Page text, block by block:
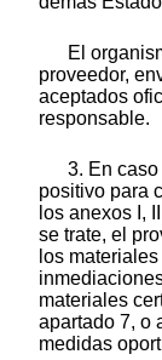
El
proveedor,
aceptados
responsable.
3. En
positivo para
los anexos I,
se trate, el
los
materiales
apartado 7, o
medidas